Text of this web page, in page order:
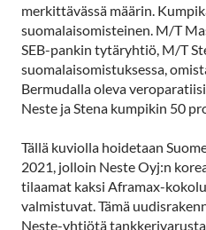
merkittävässä määrin.
suomalaisomisteinen. M/T
SEB-pankin tytäryhtiö, M/T
suomalaisomistuksessa,
Bermudalla oleva
Neste ja Stena kumpikin 50
Tällä kuviolla hoidetaan
2021, jolloin Neste Oyj:n
tilaamat kaksi Aframax-
valmistuvat. Tämä
Neste-yhtiötä